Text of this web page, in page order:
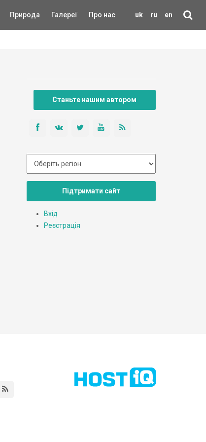
uk ru en
Природа Галереї Про нас
Станьте нашим автором
Підтримати сайт
Вхід
Реєстрація